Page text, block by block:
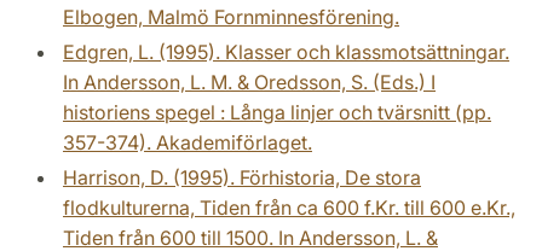
Elbogen, Malmö Fornminnesförening.
Edgren, L. (1995). Klasser och klassmotsättningar.
In Andersson, L. M. & Oredsson, S. (Eds.) I
historiens spegel : Långa linjer och tvärsnitt (pp.
357-374). Akademiförlaget.
Harrison, D. (1995). Förhistoria, De stora
flodkulturerna, Tiden från ca 600 f.Kr. till 600 e.Kr.,
Tiden från 600 till 1500. In Andersson, L. &